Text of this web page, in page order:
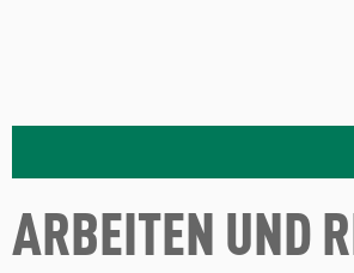
ARBEITEN UND